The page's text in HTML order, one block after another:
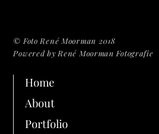
© Foto René Moorman 2018
Powered by René Moorman Fotografie
Home
About
Portfolio